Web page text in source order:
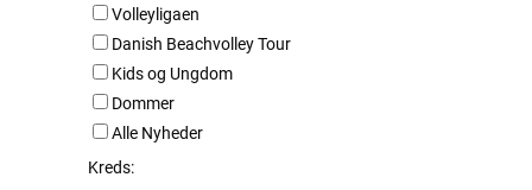
Volleyligaen
Danish Beachvolley Tour
Kids og Ungdom
Dommer
Alle Nyheder
Kreds: